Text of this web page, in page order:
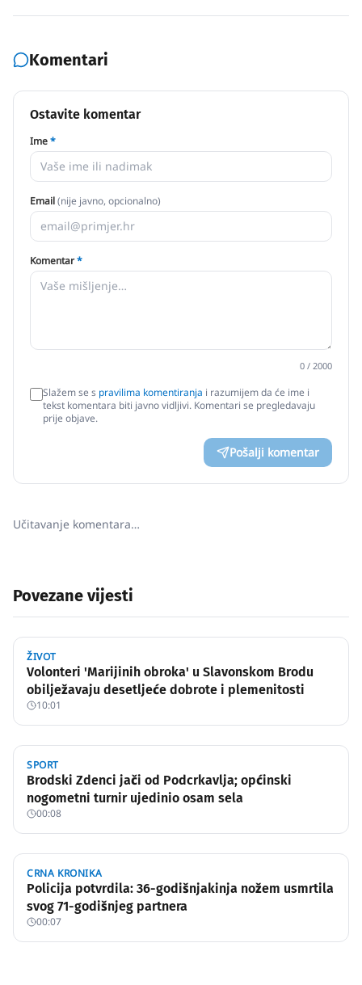
Komentari
Ostavite komentar
Ime*
Email(nije javno, opcionalno)
Komentar*
0 / 2000
Slažem se s pravilima komentiranja i razumijem da će ime i
tekst komentara biti javno vidljivi. Komentari se pregledavaju
prije objave.
Pošalji komentar
Učitavanje komentara…
Povezane vijesti
ŽIVOT
Volonteri 'Marijinih obroka' u Slavonskom Brodu
obilježavaju desetljeće dobrote i plemenitosti
10:01
SPORT
Brodski Zdenci jači od Podcrkavlja; općinski
nogometni turnir ujedinio osam sela
00:08
CRNA KRONIKA
Policija potvrdila: 36-godišnjakinja nožem usmrtila
svog 71-godišnjeg partnera
00:07